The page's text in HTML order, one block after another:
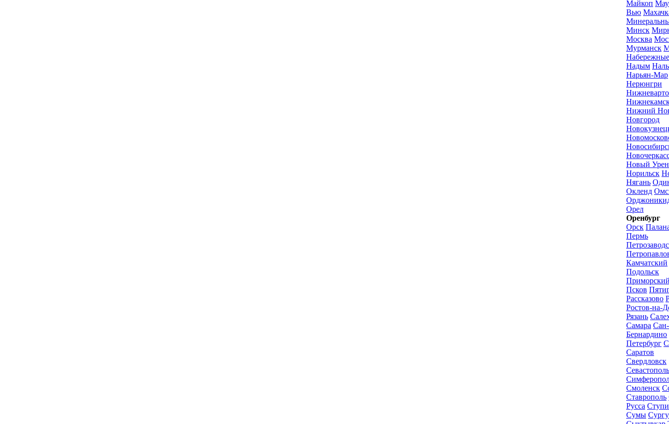
Майкоп
Вью
Минск
Москва
Мурманск
Надым
Нарьян-Мар
Нерюнгри
Нижний
Новгород
Новый
Норильск
Нягань
Окленд
Орел
Оренбург
Орск
Пермь
Камчатский
Подольск
Псков
Рассказово
Ростов-на-
Рязань
Самара Сан-
Бернардино
Петербург
Саратов
Свердловск
Севастополь
Смоленск
Ставрополь
Русса
Сумы